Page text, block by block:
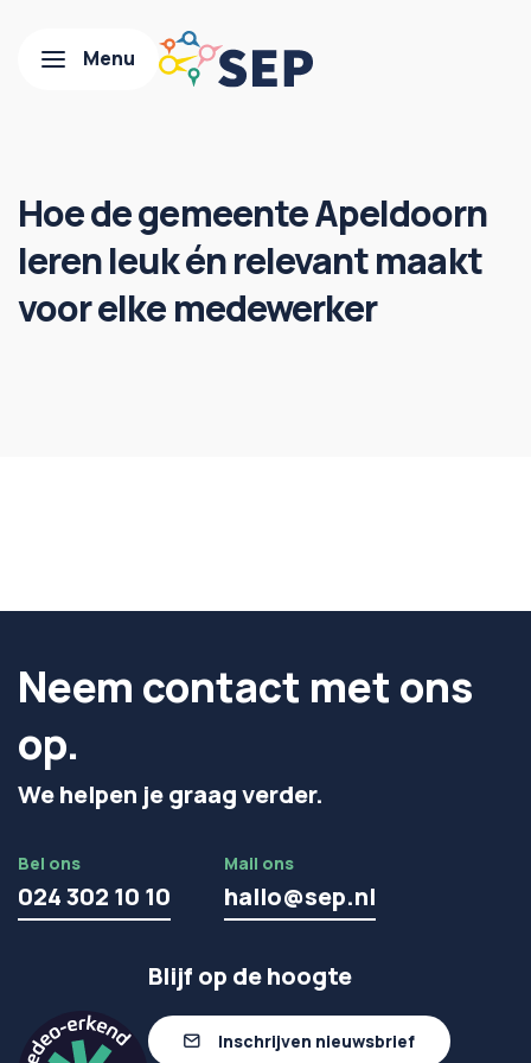
Hoe de gemeente Apeldoorn
leren leuk én relevant maakt
voor elke medewerker
Neem contact met ons
op.
We helpen je graag verder.
Bel ons
024 302 10 10
Mail ons
hallo@sep.nl
Blijf op de hoogte
Inschrijven nieuwsbrief